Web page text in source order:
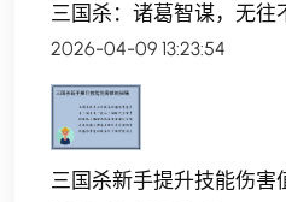
三国杀：诸葛智谋，无往
2026-04-09 13:23:54
三国杀新手提升技能伤害